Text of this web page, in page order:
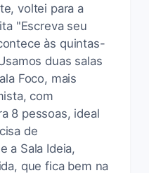
voltei para a
"Escreva seu
às quintas-
duas salas
Foco, mais
com
8 pessoas, ideal
de
a Sala Ideia,
que fica bem na